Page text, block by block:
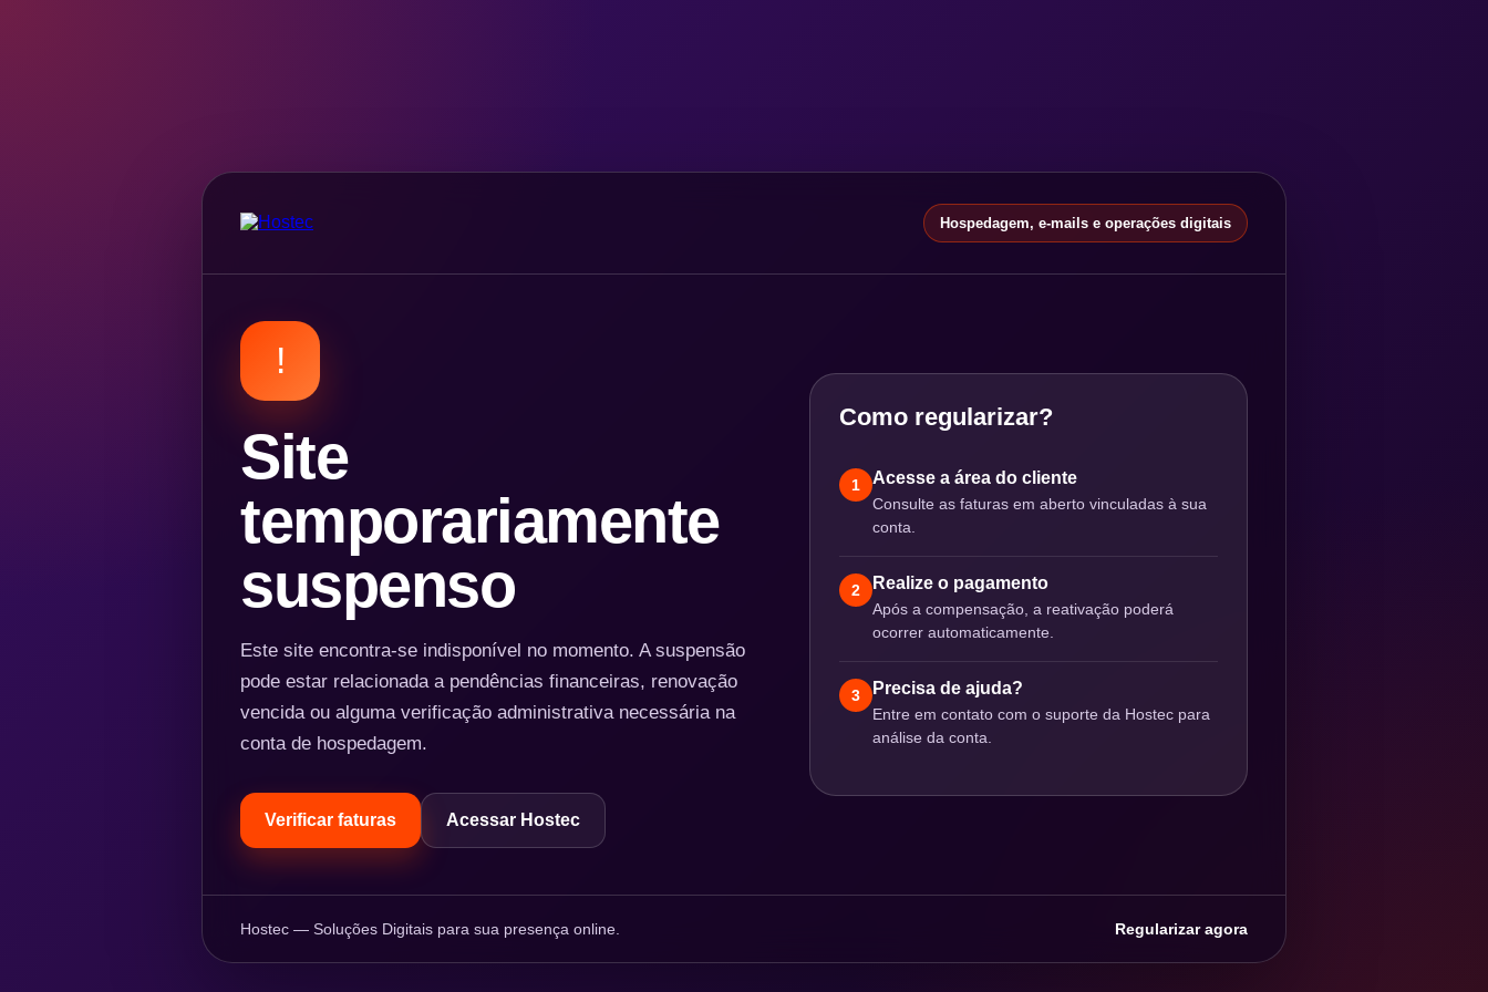
Hospedagem, e-mails e operações digitais
!
Site
temporariamente
suspenso
Este site encontra-se indisponível no momento. A suspensão
pode estar relacionada a pendências financeiras, renovação
vencida ou alguma verificação administrativa necessária na
conta de hospedagem.
Verificar faturas Acessar Hostec
Como regularizar?
1 Acesse a área do cliente
Consulte as faturas em aberto vinculadas à sua
conta.
2 Realize o pagamento
Após a compensação, a reativação poderá
ocorrer automaticamente.
3 Precisa de ajuda?
Entre em contato com o suporte da Hostec para
análise da conta.
Hostec — Soluções Digitais para sua presença online. Regularizar agora